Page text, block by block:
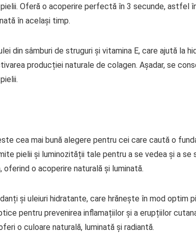
Oferă o acoperire perfectă în 3 secunde, astfel
în același timp.
din sâmburi de struguri și vitamina E, care ajută la
producției naturale de colagen. Așadar, se
cea mai bună alegere pentru cei care caută o
pielii și luminozității tale pentru a se vedea și a se
o acoperire naturală și luminată.
și uleiuri hidratante, care hrănește în mod optim
pentru prevenirea inflamațiilor și a erupțiilor
o culoare naturală, luminată și radiantă.